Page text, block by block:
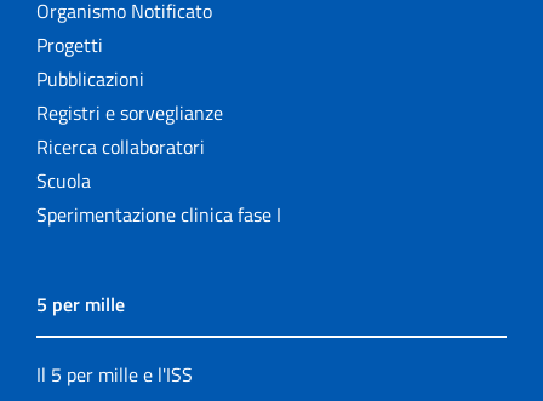
Organismo Notificato
Progetti
Pubblicazioni
Registri e sorveglianze
Ricerca collaboratori
Scuola
Sperimentazione clinica fase I
5 per mille
Il 5 per mille e l'ISS